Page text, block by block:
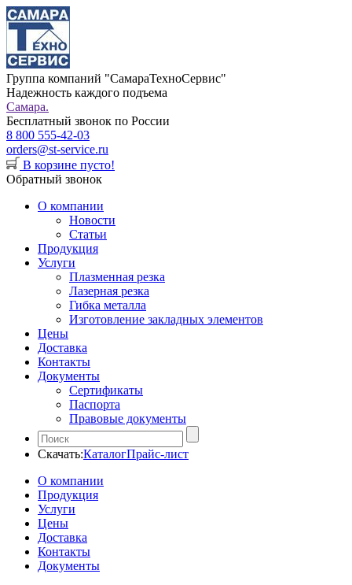
Группа компаний "СамараТехноСервис"
Надежность каждого подъема
Самара.
Бесплатный звонок по России
8 800 555-42-03
orders@st-service.ru
В корзине пусто!
Обратный звонок
О компании
Новости
Статьи
Продукция
Услуги
Плазменная резка
Лазерная резка
Гибка металла
Изготовление закладных элементов
Цены
Доставка
Контакты
Документы
Сертификаты
Паспорта
Правовые документы
Скачать:КаталогПрайс-лист
О компании
Продукция
Услуги
Цены
Доставка
Контакты
Документы